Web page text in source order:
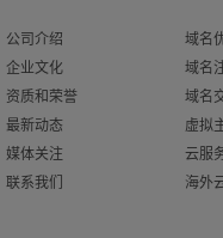
公司介绍
企业文化
资质和荣誉
最新动态
媒体关注
联系我们
域名
域名
域名
虚拟
云服
海外